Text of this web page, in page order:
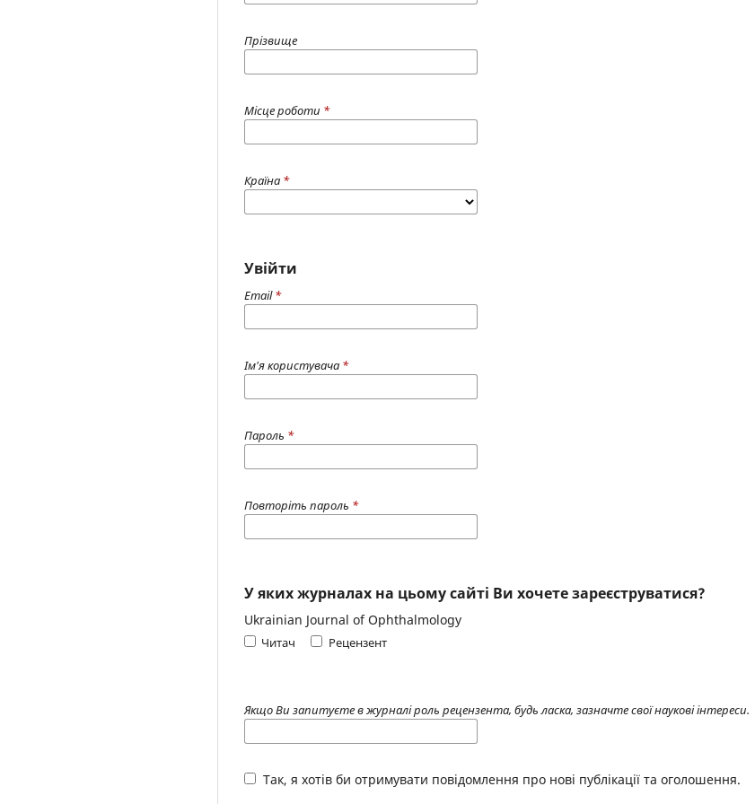
Прізвище
Місце роботи *
Країна *
Увійти
Email*
Ім'я користувача *
Пароль *
Повторіть пароль *
У яких журналах на цьому сайті Ви хочете зареєструватися?
Ukrainian Journal of Ophthalmology
Читач Рецензент
Якщо Ви запитуєте в журналі роль рецензента, будь ласка, зазначте свої наукові інтереси.
Так, я хотів би отримувати повідомлення про нові публікації та оголошення.